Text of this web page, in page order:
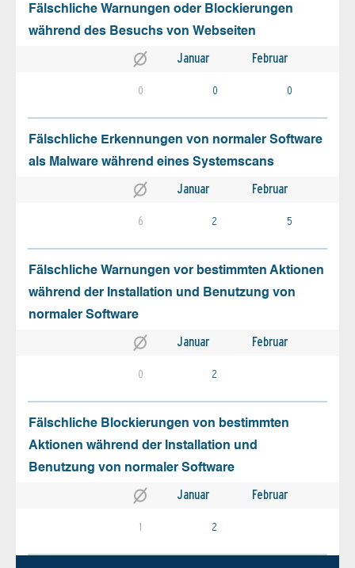
Fälschliche Warnungen oder Blockierungen
während des Besuchs von Webseiten
Januar Februar
0 0 0
Fälschliche Erkennungen von normaler Software
als Malware während eines Systemscans
Januar Februar
6 2 5
Fälschliche Warnungen vor bestimmten Aktionen
während der Installation und Benutzung von
normaler Software
Januar Februar
0 2
Fälschliche Blockierungen von bestimmten
Aktionen während der Installation und
Benutzung von normaler Software
Januar Februar
1 2